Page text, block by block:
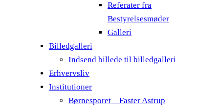
Referater fra
Bestyrelsesmøder
Galleri
Billedgalleri
Indsend billede til billedgalleri
Erhvervsliv
Institutioner
Børnesporet – Faster Astrup